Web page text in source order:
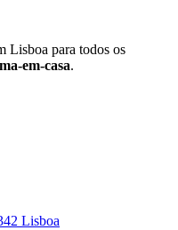
Lisboa para todos os
em-casa.
Lisboa